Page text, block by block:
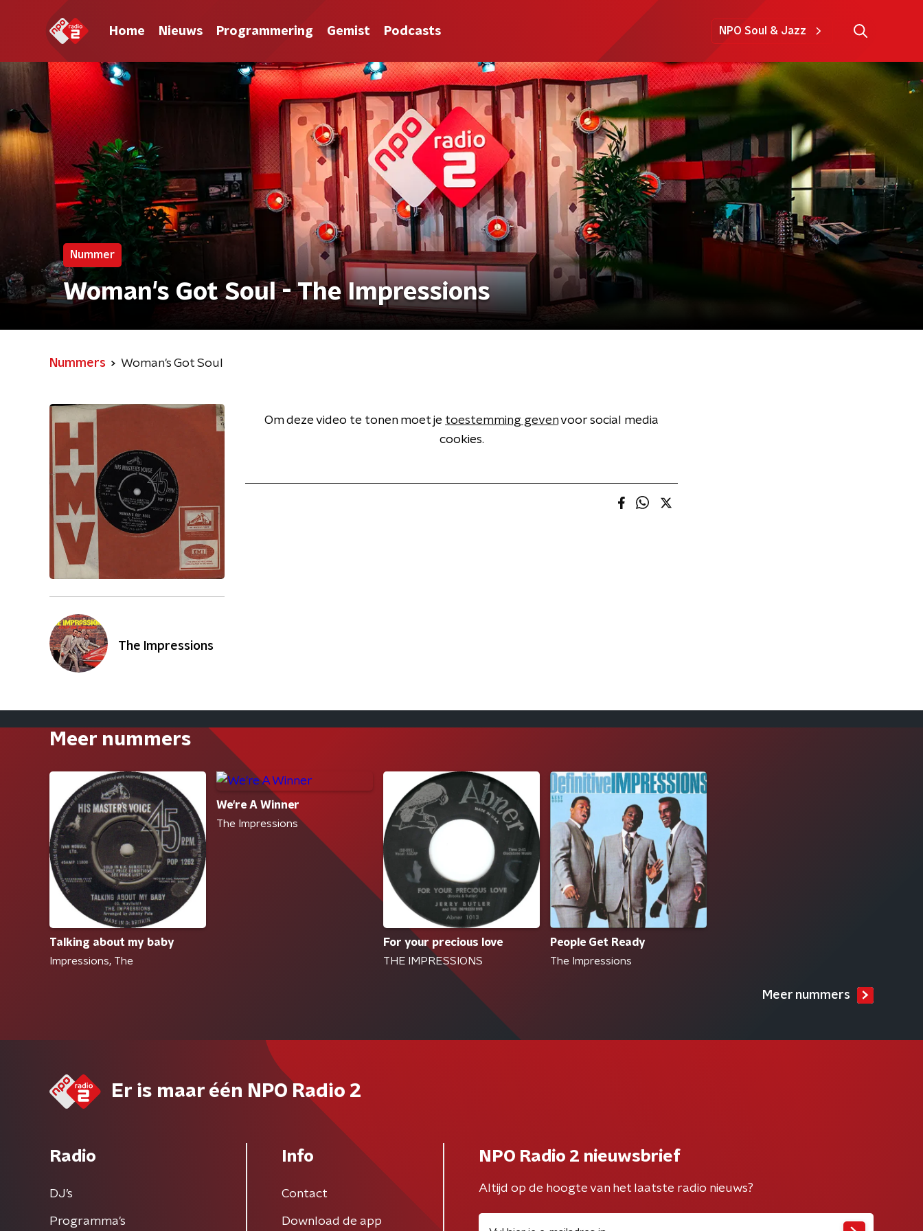
Home Nieuws Programmering Gemist Podcasts NPO Soul & Jazz
Nummer
Woman's Got Soul - The Impressions
Nummers Woman's Got Soul
The Impressions
Om deze video te tonen moet je toestemming gevenvoor social media
cookies.
Meer nummers
Talking about my baby
Impressions, The
We're A Winner
The Impressions
For your precious love
THE IMPRESSIONS
People Get Ready
The Impressions
Meer nummers
Er is maar één NPO Radio 2
Radio
DJ’s
Programma's
Info
Contact
Download de app
NPO Radio 2 nieuwsbrief
Altijd op de hoogte van het laatste radio nieuws?